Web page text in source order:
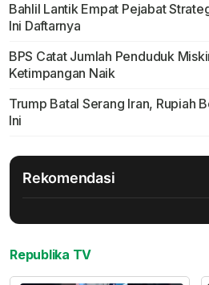
Bahlil Lantik Empat Pejabat
Ini Daftarnya
BPS Catat Jumlah Penduduk
Ketimpangan Naik
Trump Batal Serang Iran, Rupiah
Ini
Rekomendasi
Republika TV